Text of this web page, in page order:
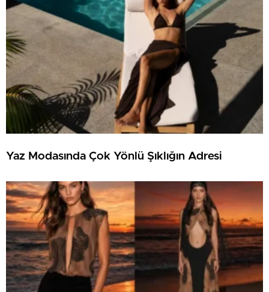
Yaz Modasında Çok Yönlü Şıklığın Adresi